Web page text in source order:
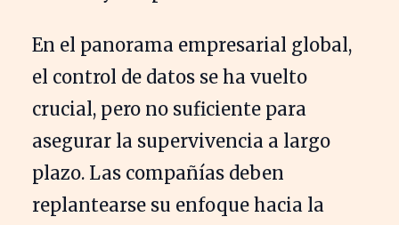
En el panorama empresarial global,
el control de datos se ha vuelto
crucial, pero no suficiente para
asegurar la supervivencia a largo
plazo. Las compañías deben
replantearse su enfoque hacia la